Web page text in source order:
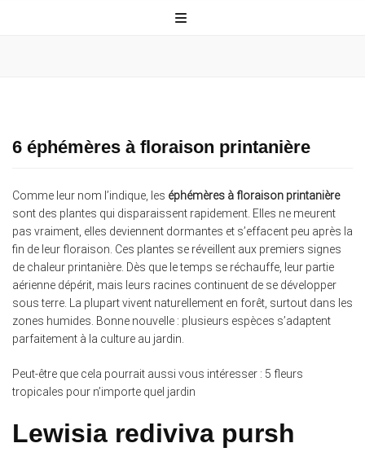
6 éphémères à floraison printanière
Comme leur nom l’indique, les éphémères à floraison printanière
sont des plantes qui disparaissent rapidement. Elles ne meurent
pas vraiment, elles deviennent dormantes et s’effacent peu après la
fin de leur floraison. Ces plantes se réveillent aux premiers signes
de chaleur printanière. Dès que le temps se réchauffe, leur partie
aérienne dépérit, mais leurs racines continuent de se développer
sous terre. La plupart vivent naturellement en forêt, surtout dans les
zones humides. Bonne nouvelle : plusieurs espèces s’adaptent
parfaitement à la culture au jardin.
Peut-être que cela pourrait aussi vous intéresser : 5 fleurs
tropicales pour n’importe quel jardin
Lewisia rediviva pursh